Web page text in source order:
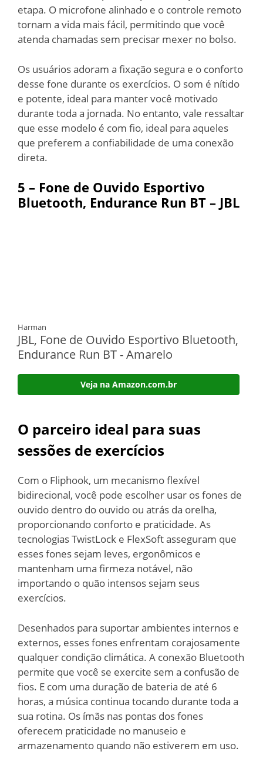
etapa. O microfone alinhado e o controle remoto
tornam a vida mais fácil, permitindo que você
atenda chamadas sem precisar mexer no bolso.
Os usuários adoram a fixação segura e o conforto
desse fone durante os exercícios. O som é nítido
e potente, ideal para manter você motivado
durante toda a jornada. No entanto, vale ressaltar
que esse modelo é com fio, ideal para aqueles
que preferem a confiabilidade de uma conexão
direta.
5 – Fone de Ouvido Esportivo
Bluetooth, Endurance Run BT – JBL
Harman
JBL, Fone de Ouvido Esportivo Bluetooth,
Endurance Run BT - Amarelo
Veja na Amazon.com.br
O parceiro ideal para suas
sessões de exercícios
Com o Fliphook, um mecanismo flexível
bidirecional, você pode escolher usar os fones de
ouvido dentro do ouvido ou atrás da orelha,
proporcionando conforto e praticidade. As
tecnologias TwistLock e FlexSoft asseguram que
esses fones sejam leves, ergonômicos e
mantenham uma firmeza notável, não
importando o quão intensos sejam seus
exercícios.
Desenhados para suportar ambientes internos e
externos, esses fones enfrentam corajosamente
qualquer condição climática. A conexão Bluetooth
permite que você se exercite sem a confusão de
fios. E com uma duração de bateria de até 6
horas, a música continua tocando durante toda a
sua rotina. Os ímãs nas pontas dos fones
oferecem praticidade no manuseio e
armazenamento quando não estiverem em uso.